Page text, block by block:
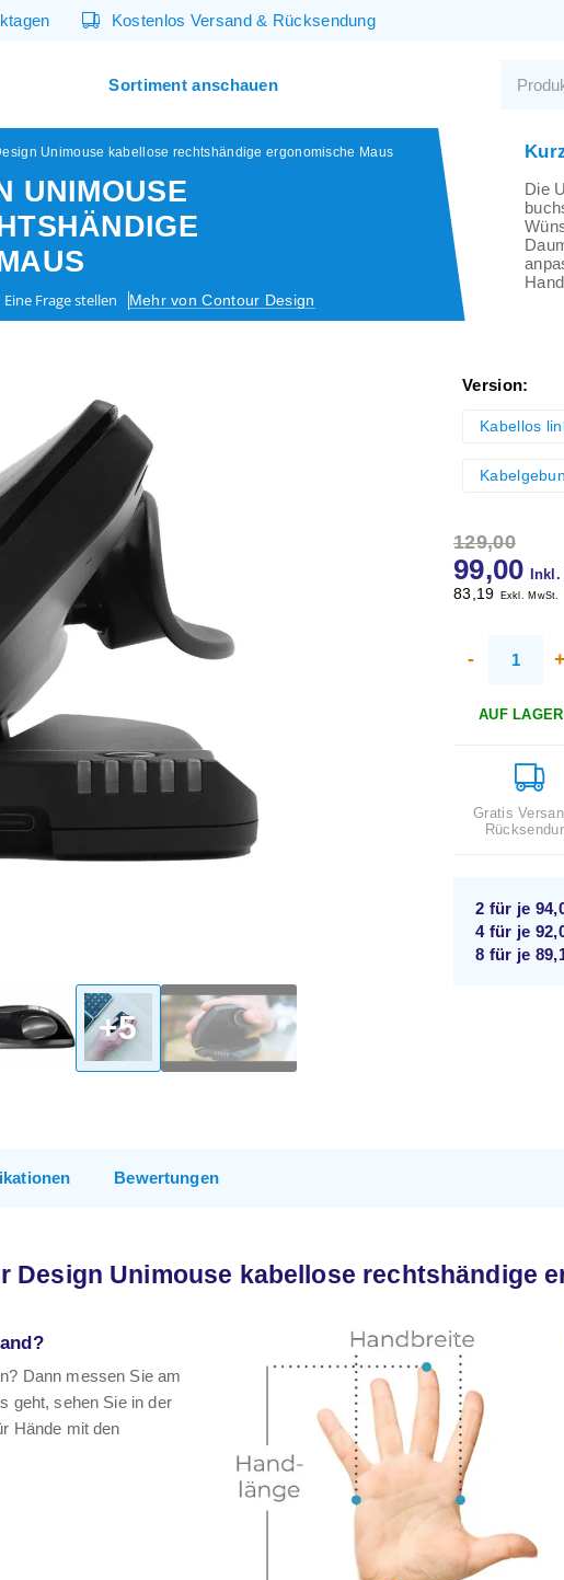
Kostenlos Versand& Rücksendung
Sortiment anschauen
Unimouse kabellose rechtshändige ergonomische Maus
UNIMOUSE
Eine Frage stellen Mehr von Contour Design
Die
+5
Version:
Kabellos
129,00
99,00
83,19 Exkl. MwSt.
- +
AUF LAGER
Gratis
2 für je
4 für je
8 für je
Bewertungen
Design Unimouse kabellose rechtshändige
Dann messen Sie am
geht, sehen Sie in der
Hände mit den